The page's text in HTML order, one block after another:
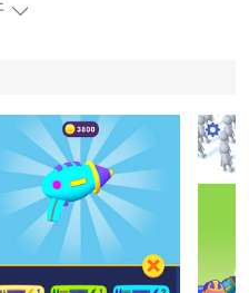
相应的油漆颜色进行攻
了玩家的反应能力和策略
有独特的外貌和技能，根
进行对战。